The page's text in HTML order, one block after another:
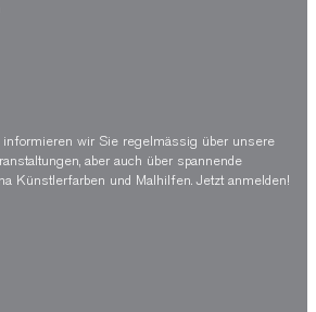
wir Sie regelmässig über unsere
aber auch über spannende
Künstlerfarben und Malhilfen. Jetzt anmelden!